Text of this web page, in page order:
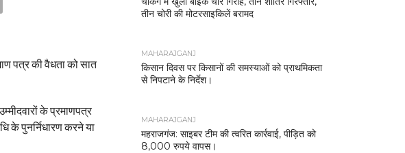
पत्र की वैधता को सात
के प्रमाणपत्र
के पुनर्निधारण करने या
तीन चोरी की मोटरसाइकिलें बरामद
MAHARAJGANJ
किसान दिवस पर किसानों की समस्याओं को प्राथमिकता
से निपटाने के निर्देश।
MAHARAJGANJ
महराजगंज: साइबर टीम की त्वरित कार्रवाई, पीड़ित को
8,000 रुपये वापस।